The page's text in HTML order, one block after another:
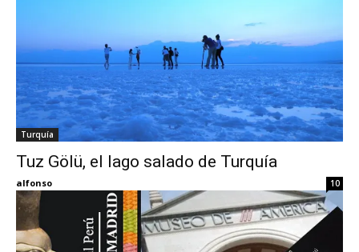
Turquía
Tuz Gölü, el lago salado de Turquía
alfonso 10